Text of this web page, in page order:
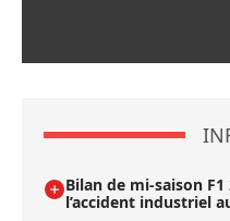
Bilan de mi-saison
l’accident industriel